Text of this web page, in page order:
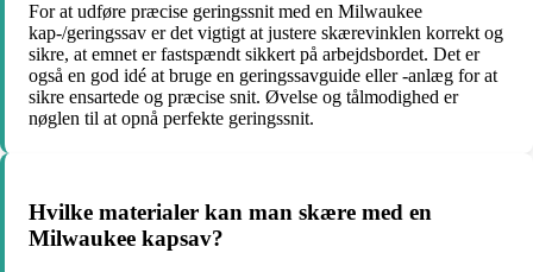
For at udføre præcise geringssnit med en Milwaukee
kap-/geringssav er det vigtigt at justere skærevinklen korrekt og
sikre, at emnet er fastspændt sikkert på arbejdsbordet. Det er
også en god idé at bruge en geringssavguide eller -anlæg for at
sikre ensartede og præcise snit. Øvelse og tålmodighed er
nøglen til at opnå perfekte geringssnit.
Hvilke materialer kan man skære med en
Milwaukee kapsav?